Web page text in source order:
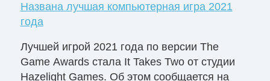
Названа лучшая компьютерная игра 2021
года
Лучшей игрой 2021 года по версии The
Game Awards стала It Takes Two от студии
Hazelight Games. Об этом сообщается на